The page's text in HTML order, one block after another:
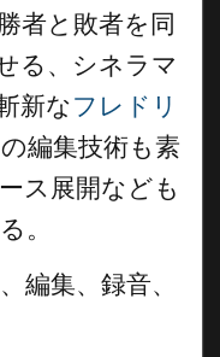
者と敗者を同
る、シネラマ
新なフレドリ
編集技術も素
ス展開なども
。
編集、録音、